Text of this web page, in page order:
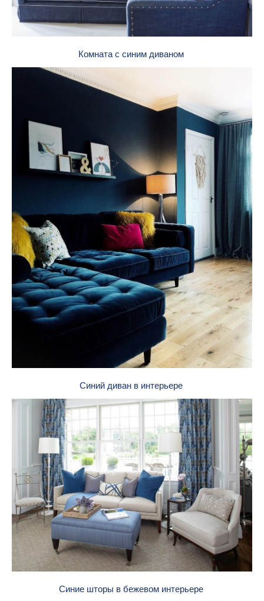
Комната с синим диваном
Синий диван в интерьере
Синие шторы в бежевом интерьере